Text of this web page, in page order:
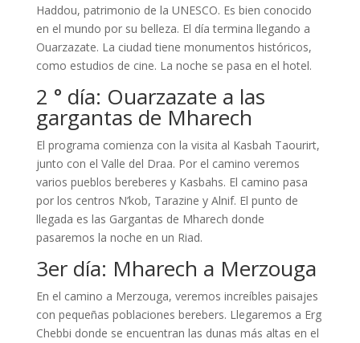
Haddou, patrimonio de la UNESCO. Es bien conocido
en el mundo por su belleza. El día termina llegando a
Ouarzazate. La ciudad tiene monumentos históricos,
como estudios de cine. La noche se pasa en el hotel.
2 ° día: Ouarzazate a las
gargantas de Mharech
El programa comienza con la visita al Kasbah Taourirt,
junto con el Valle del Draa. Por el camino veremos
varios pueblos bereberes y Kasbahs. El camino pasa
por los centros N’kob, Tarazine y Alnif. El punto de
llegada es las Gargantas de Mharech donde
pasaremos la noche en un Riad.
3er día: Mharech a Merzouga
En el camino a Merzouga, veremos increíbles paisajes
con pequeñas poblaciones berebers. Llegaremos a Erg
Chebbi donde se encuentran las dunas más altas en el